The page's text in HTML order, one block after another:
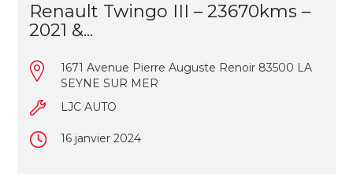
Renault Twingo III – 23670kms –
2021 &...
1671 Avenue Pierre Auguste Renoir 83500 LA
SEYNE SUR MER
LJC AUTO
16 janvier 2024